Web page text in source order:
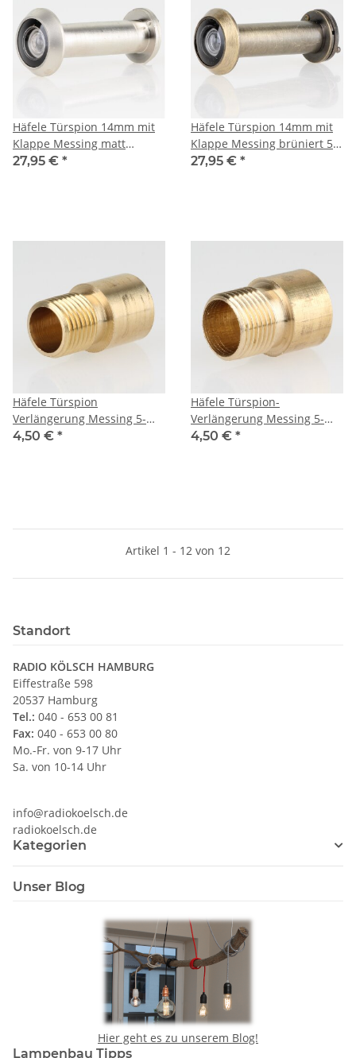
Häfele Türspion 14mm mit
Klappe Messing matt
vernickelt 50-80mm
27,95 € *
Häfele Türspion 14mm mit
Klappe Messing brüniert 50-
80mm Türdicke
27,95 € *
Häfele Türspion
Verlängerung Messing 5-
10mm Durchmesser 12mm
4,50 € *
Häfele Türspion-
Verlängerung Messing 5-
10mm Durchmesser 14mm
4,50 € *
Artikel 1 - 12 von 12
Standort
RADIO KÖLSCH HAMBURG
Eiffestraße 598
20537 Hamburg
Tel.: 040 - 653 00 81
Fax: 040 - 653 00 80
Mo.-Fr. von 9-17 Uhr
Sa. von 10-14 Uhr
info@radiokoelsch.de
radiokoelsch.de
Kategorien
Unser Blog
Hier geht es zu unserem Blog!
Lampenbau Tipps